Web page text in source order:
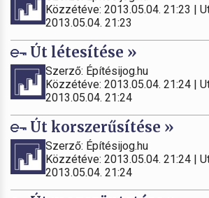
Közzétéve: 2013.05.04. 21:23 |
2013.05.04. 21:23
Út létesítése »
Szerző: Építésijog.hu
Közzétéve: 2013.05.04. 21:24 |
2013.05.04. 21:24
Út korszerűsítése »
Szerző: Építésijog.hu
Közzétéve: 2013.05.04. 21:24 |
2013.05.04. 21:24